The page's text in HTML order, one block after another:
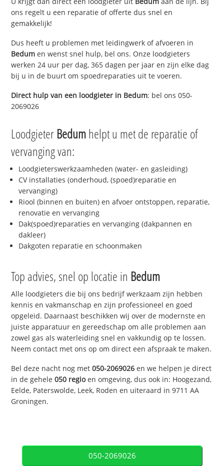
ons regelt u een reparatie of offerte dus snel en
gemakkelijk!
Dus heeft u problemen met leidingwerk of afvoeren in
Bedum en wenst snel hulp, bel ons. Onze loodgieters
werken 24 uur per dag, 365 dagen per jaar en zijn elke dag
bij u in de buurt om spoedreparaties uit te voeren.
Direct hulp van een loodgieter in Bedum: bel ons 050-
2069026
Loodgieter Bedumhelpt u met de reparatie of
vervanging van:
Loodgieterswerkzaamheden (water- en gasleiding)
CV installaties (onderhoud, (spoed)reparatie en
vervanging)
Riool (binnen en buiten) en afvoer ontstoppen, reparatie,
renovatie en vervanging
Dak(spoed)reparaties en vervanging (dakpannen en
dakleer)
Dakgoten reparatie en schoonmaken
Top advies, snel op locatie in Bedum
Alle loodgieters die bij ons bedrijf werkzaam zijn hebben
kennis en vakmanschap en zijn professioneel en goed
opgeleid. Daarnaast beschikken wij over de modernste en
juiste apparatuur en gereedschap om alle problemen aan
zowel gas als waterleiding snel en vakkundig op te lossen.
Neem contact met ons op om direct een afspraak te maken.
Bel deze nacht nog met050-2069026 en we helpen je direct
in de gehele050 regioen omgeving, dus ook in: Hoogezand,
Eelde, Paterswolde, Leek, Roden en uiteraard in 9711 AA
Groningen.
050-2069026